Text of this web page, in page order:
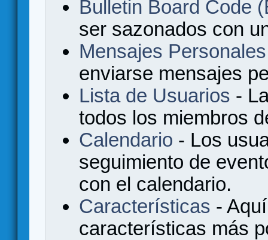
Bulletin Board Code
ser sazonados con
Mensajes Personales
enviarse mensajes
Lista de Usuarios -
todos los miembros
Calendario - Los
seguimiento de
con el calendario.
Características -
características más